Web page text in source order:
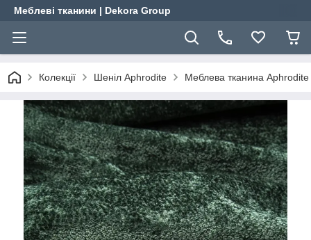
Меблеві тканини | Dekora Group
Колекції Шеніл Aphrodite Меблева тканина